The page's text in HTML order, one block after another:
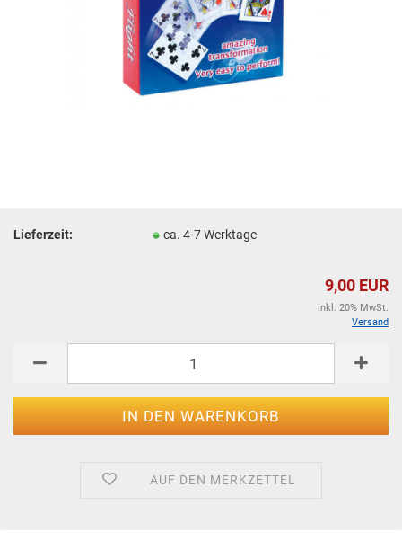
Lieferzeit: ca. 4-7 Werktage
9,00 EUR
inkl. 20% MwSt.
Versand
AUF DEN MERKZETTEL